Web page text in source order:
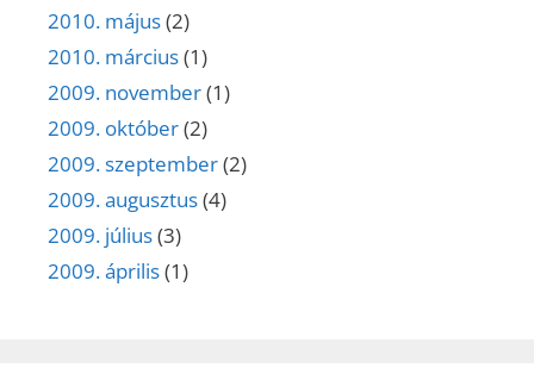
2010. május(2)
2010. március(1)
2009. november(1)
2009. október(2)
2009. szeptember(2)
2009. augusztus(4)
2009. július(3)
2009. április(1)